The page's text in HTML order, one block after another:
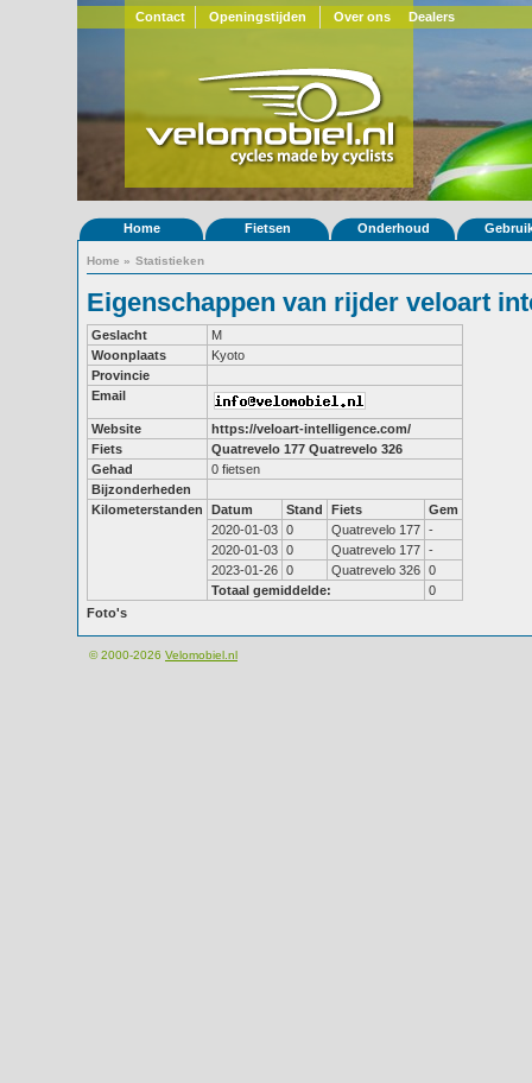
Contact Openingstijden Over ons Dealers
Home Fietsen Onderhoud
Home » Statistieken
Eigenschappen van rijder veloart
Geslacht
M
Woonplaats
Kyoto
Provincie
Email
Website
https://veloart-intelligence.com/
Fiets
Quatrevelo 177 Quatrevelo 326
Gehad
0 fietsen
Bijzonderheden
Kilometerstanden
Datum Stand Fiets
Gem
2020-01-03 0 Quatrevelo 177 -
2020-01-03 0 Quatrevelo 177 -
2023-01-26 0 Quatrevelo 326 0
Totaal gemiddelde:
0
Foto's
© 2000-2026 Velomobiel.nl